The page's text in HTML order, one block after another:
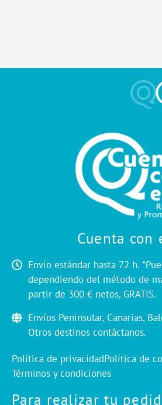
Cuenta con
Envío estándar hasta 72 h.
dependiendo del método de
partir de 300 € netos, GRATIS.
Envíos Peninsular, Canarias,
Otros destinos contáctanos.
Política de privacidadPolítica de
Términos y condiciones
Para realizar tu